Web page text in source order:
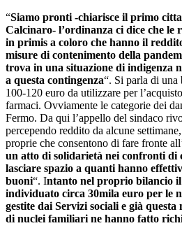
“Siamo pronti -chiarisce il primo
Calcinaro- l’ordinanza ci dice che le
in primis a coloro che hanno il
misure di contenimento della
trova in una situazione di indigenza
a questa contingenza“. Si parla di una
100-120 euro da utilizzare per
farmaci. Ovviamente le categorie dei
Fermo. Da qui l’appello del sindaco
percependo reddito da alcune
proprie che consentono di fare fronte
un atto di solidarietà nei confronti di
lasciare spazio a quanti hanno
buoni“. Intanto nel proprio bilancio
individuato circa 30mila euro per le
gestite dai Servizi sociali e già
di nuclei familiari ne hanno fatto